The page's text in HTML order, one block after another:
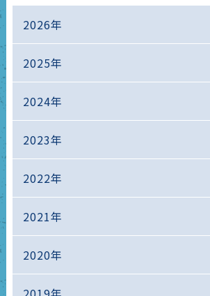
2026年
2025年
2024年
2023年
2022年
2021年
2020年